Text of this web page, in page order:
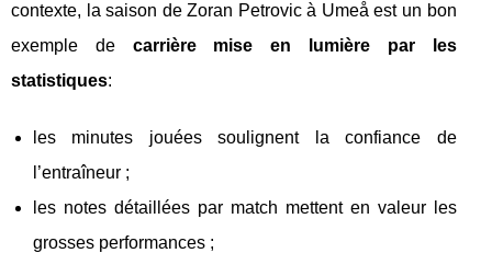
contexte, la saison de Zoran Petrovic à Umeå est un bon
exemple de carrière mise en lumière par les
statistiques:
les minutes jouées soulignent la confiance de
l’entraîneur ;
les notes détaillées par match mettent en valeur les
grosses performances ;